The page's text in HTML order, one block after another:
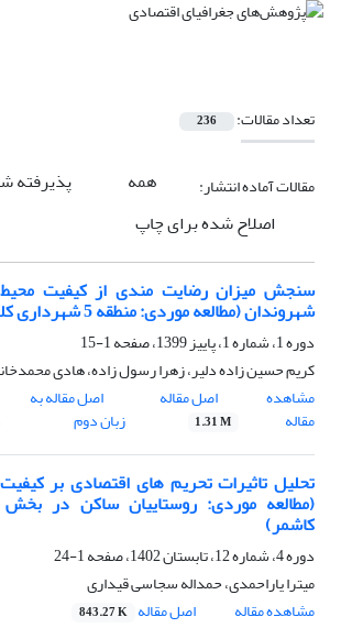
تعداد مقالات: 236
مقالات آماده انتشار: همه
پذیرفته
اصلاح شده برای چاپ
سنجش میزان رضایت مندی از کیفیت
شهروندان (مطالعه موردی: منطقه 5 شهرداری کلان‌شهر تبریز)
دوره 1، شماره 1، پاییز 1399، صفحه
1-15
کریم حسین زاده دلیر، زهرا رسول زاده، هادی
مشاهده
مقاله
اصل مقاله
1.31 M
اصل مقاله به
زبان دوم
تحلیل تاثیرات تحریم های اقتصادی بر
(مطالعه موردی: روستاییان ساکن در
کاشمر)
دوره 4، شماره 12، تابستان 1402، صفحه
1-24
میترا یاراحمدی، حمداله سجاسی قیداری
مشاهده مقاله
اصل مقاله 843.27 K